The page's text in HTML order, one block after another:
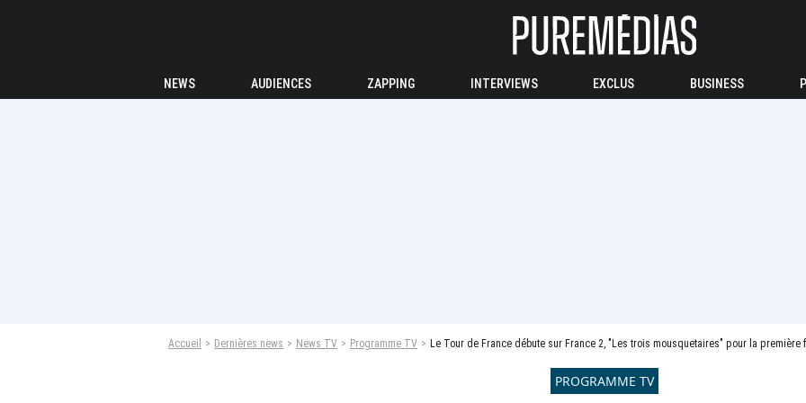
NEWS AUDIENCES ZAPPING INTERVIEWS EXCLUS BUSINESS
Accueil Dernières news News TV Programme TV Le Tour de France débute sur France 2, "Les trois mousquetaires" pour la première fois en clair sur M6, "Fort Boyard" et
PROGRAMME TV